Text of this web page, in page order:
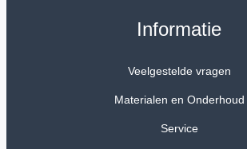
Informatie
Veelgestelde vragen
Materialen en Onderhoud
Service